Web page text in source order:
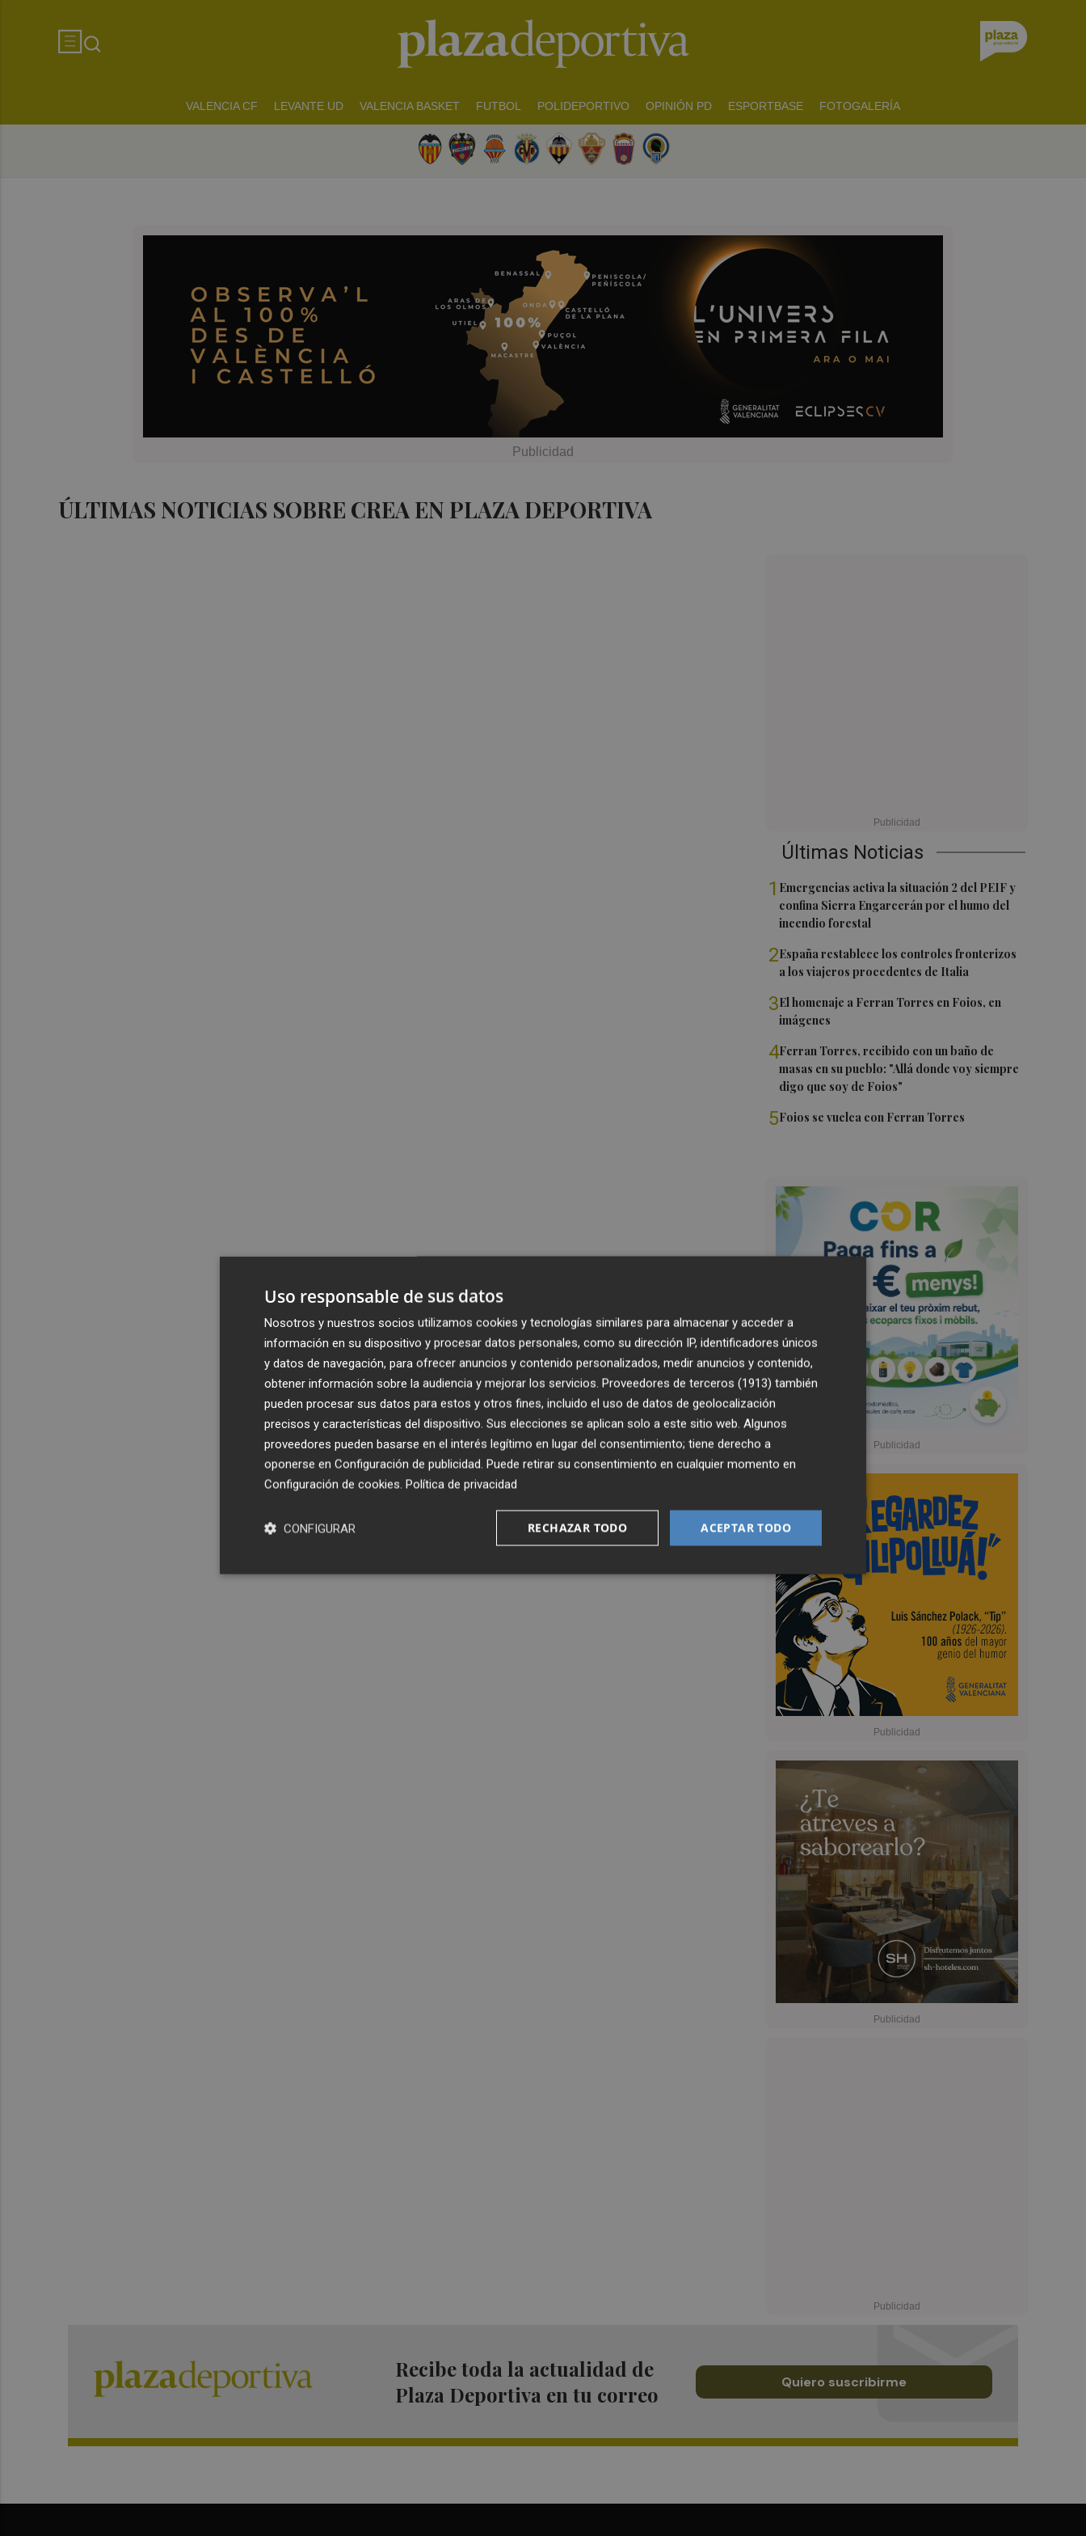
VALENCIA CF LEVANTE UD VALENCIA BASKET FUTBOL POLIDEPORTIVO OPINIÓN PD ESPORTBASE FOTOGALERÍA
ÚLTIMAS NOTICIAS SOBRE CREA EN PLAZA DEPORTIVA
Últimas Noticias
1 Emergencias activa la situación 2 del PEIF y
confina Sierra Engarcerán por el humo del
incendio forestal
2España restablece los controles fronterizos
a los viajeros procedentes de Italia
3El homenaje a Ferran Torres en Foios, en
imágenes
4Ferran Torres, recibido con un baño de
masas en su pueblo: "Allá donde voy siempre
digo que soy de Foios"
5Foios se vuelca con Ferran Torres
Recibe toda la actualidad de
Plaza Deportiva en tu correo
Quiero suscribirme
Uso responsable de sus datos
Nosotros y nuestros socios utilizamos cookies y tecnologías similares para almacenar y acceder a
información en su dispositivo y procesar datos personales, como su dirección IP, identificadores únicos
y datos de navegación, para ofrecer anuncios y contenido personalizados, medir anuncios y contenido,
obtener información sobre la audiencia y mejorar los servicios. Proveedores de terceros (1913) también
pueden procesar sus datos para estos y otros fines, incluido el uso de datos de geolocalización
precisos y características del dispositivo. Sus elecciones se aplican solo a este sitio web. Algunos
proveedores pueden basarse en el interés legítimo en lugar del consentimiento; tiene derecho a
oponerse en Configuración de publicidad. Puede retirar su consentimiento en cualquier momento en
Configuración de cookies. Política de privacidad
ACEPTAR TODO
RECHAZAR TODO
CONFIGURAR